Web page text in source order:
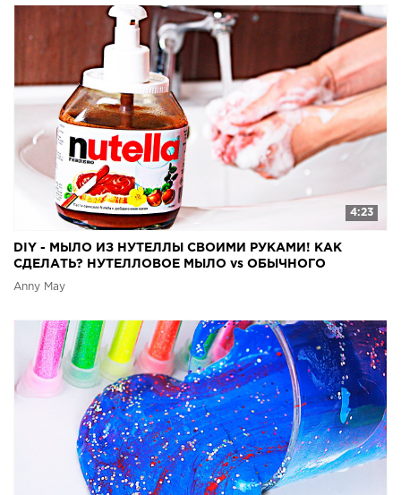
4:23
DIY - МЫЛО ИЗ НУТЕЛЛЫ СВОИМИ РУКАМИ! КАК
СДЕЛАТЬ? НУТЕЛЛОВОЕ МЫЛО vs ОБЫЧНОГО
Anny May